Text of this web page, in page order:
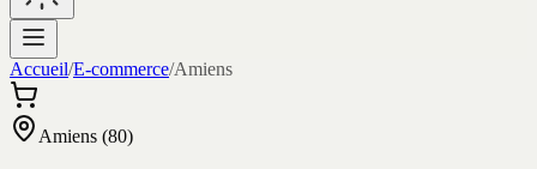
Accueil/E-commerce/Amiens
Amiens (80)